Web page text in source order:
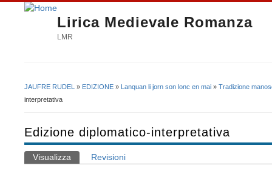
Lirica Medievale Romanza
LMR
Tu sei qui
JAUFRE RUDEL » EDIZIONE » Lanquan li jorn son lonc en mai » Tradizione
interpretativa
Edizione diplomatico-interpretativa
Schede primarie
Visualizza (scheda attiva)
Revisioni